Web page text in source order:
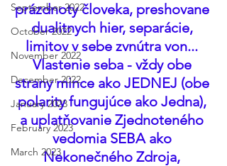
September 2022
October 2022
November 2022
December 2022
January 2023
February 2023
March 2023
prázdnoty človeka, preshovane
dualitnych hier, separácie,
limitov v sebe zvnútra von...
Vlastenie seba - vždy obe
strany mince ako JEDNEJ (obe
polarity fungujúce ako Jedna),
a uplatňovanie Zjednoteného
vedomia SEBA ako
Nekonečného Zdroja,